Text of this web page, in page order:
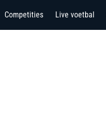
Competities Live voetbal